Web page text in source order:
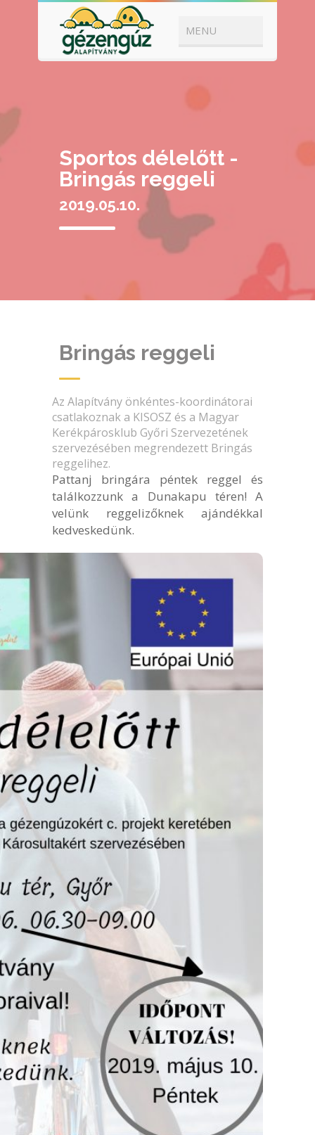
Sportos délelőtt -
Bringás reggeli
2019.05.10.
Bringás reggeli
Az Alapítvány önkéntes-koordinátorai
csatlakoznak a KISOSZ és a Magyar
Kerékpárosklub Győri Szervezetének
szervezésében megrendezett Bringás
reggelihez.
Pattanj bringára péntek reggel és
találkozzunk a Dunakapu téren! A
velünk reggelizőknek ajándékkal
kedveskedünk.